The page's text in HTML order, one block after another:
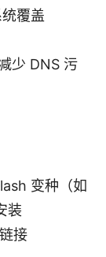
覆盖
少 DNS 污
变种（如
装
接